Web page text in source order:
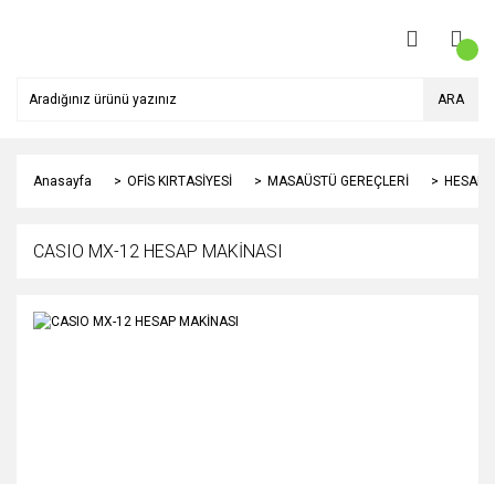
ARA
Anasayfa OFİS KIRTASİYESİ MASAÜSTÜ GEREÇLERİ HESAP
CASIO MX-12 HESAP MAKİNASI